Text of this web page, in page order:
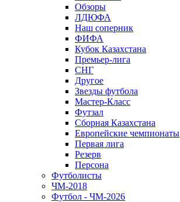
Обзоры
ЛДЮФА
Наш соперник
ФИФА
Кубок Казахстана
Премьер-лига
СНГ
Другое
Звезды футбола
Мастер-Класс
Футзал
Сборная Казахстана
Европейские чемпионаты
Первая лига
Резерв
Персона
Футболисты
ЧМ-2018
Футбол - ЧМ-2026